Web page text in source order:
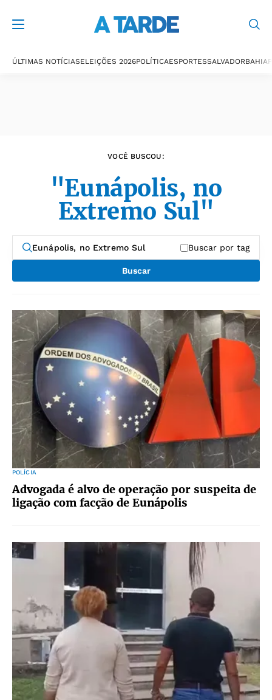
ÚLTIMAS NOTÍCIASELEIÇÕES 2026POLÍTICAESPORTESSALVADORBAHIA
VOCÊ BUSCOU:
"Eunápolis, no
Extremo Sul"
Buscar por tag
Buscar
POLÍCIA
Advogada é alvo de operação por suspeita de
ligação com facção de Eunápolis